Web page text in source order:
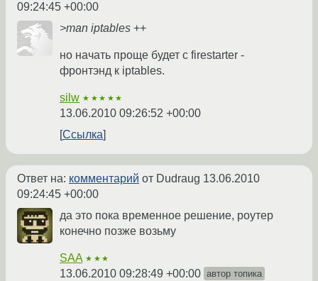
09:24:45 +00:00
>man iptables ++
но начать проще будет с firestarter -
фронтэнд к iptables.
silw ★★★★★
13.06.2010 09:26:52 +00:00
Ссылка
Ответ на: комментарий от Dudraug 13.06.2010
09:24:45 +00:00
да это пока временное решение, роутер
конечно позже возьму
SAA ★★★
13.06.2010 09:28:49 +00:00 автор топика